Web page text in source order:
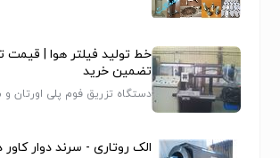
قابلیت انتخاب ریزش دستی و یا اتوماتیک
قابلیت ارائه و اضافه نمودن نوار نقاله
بصورت سفارشی. (Optional)
تک توزین خوراک دام و دو توزین برنج و
خط تولید فیلتر هوا | قیمت
تضمین خرید
دستگاه تزریق فوم پلی اورتان
الک روتاری - سرند دوار کاور